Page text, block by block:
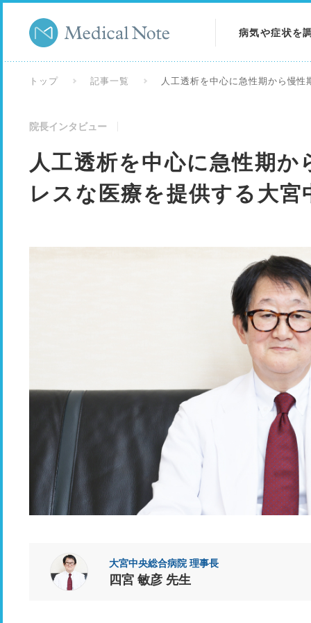
病気や症状を
トップ 記事一覧 人工透析を中心に急性期から慢
院長インタビュー
人工透析を中心に急性期
レスな医療を提供する大宮
大宮中央総合病院 理事長
四宮 敏彦 先生